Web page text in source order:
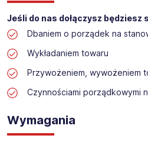
polskich agencji zatrudnienia. W
działalności daliśmy pracę
w całym kraju. Skutecznie
największych firm, jak również
przedsiębiorstw w Polsce.
stanowisko:
Lokalizacja: Oświęcim
Jeśli do nas dołączysz będziesz
Dbaniem o porządek na
Wykładaniem towaru
Przywożeniem, wywożeniem
Czynnościami porządkowymi
Wymagania